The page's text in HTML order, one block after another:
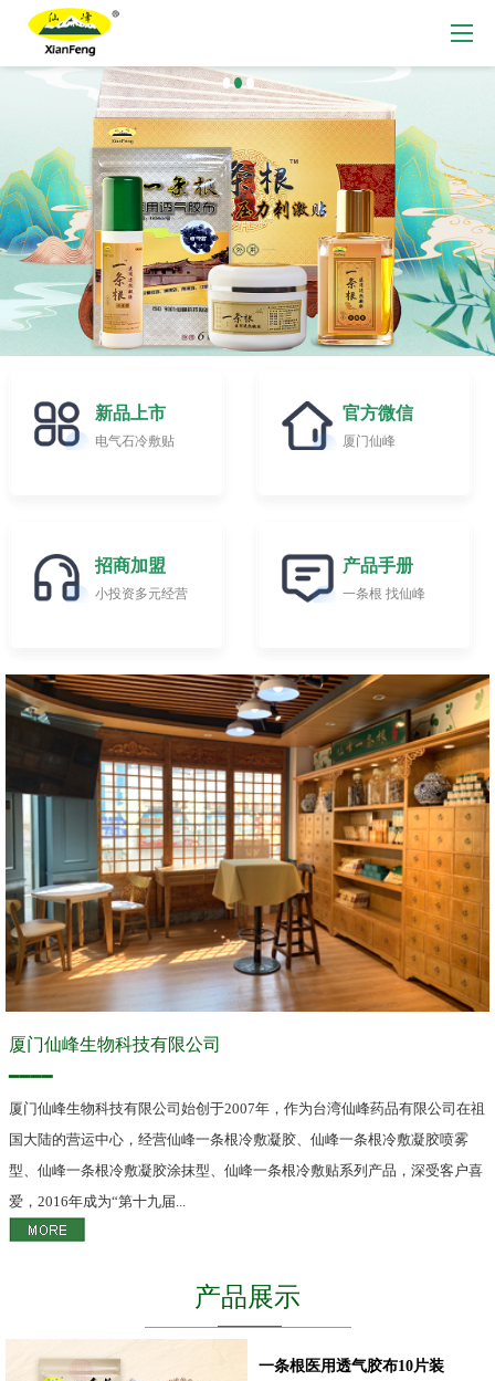
新品上市
电气石冷敷贴
官方微信
厦门仙峰
招商加盟
小投资多元经营
产品手册
一条根 找仙峰
厦门仙峰生物科技有限公司
━━━━
厦门仙峰生物科技有限公司始创于2007年，作为台湾仙峰药品有限公司在祖
国大陆的营运中心，经营仙峰一条根冷敷凝胶、仙峰一条根冷敷凝胶喷雾
型、仙峰一条根冷敷凝胶涂抹型、仙峰一条根冷敷贴系列产品，深受客户喜
爱，2016年成为“第十九届...
产品展示
一条根医用透气胶布10片装